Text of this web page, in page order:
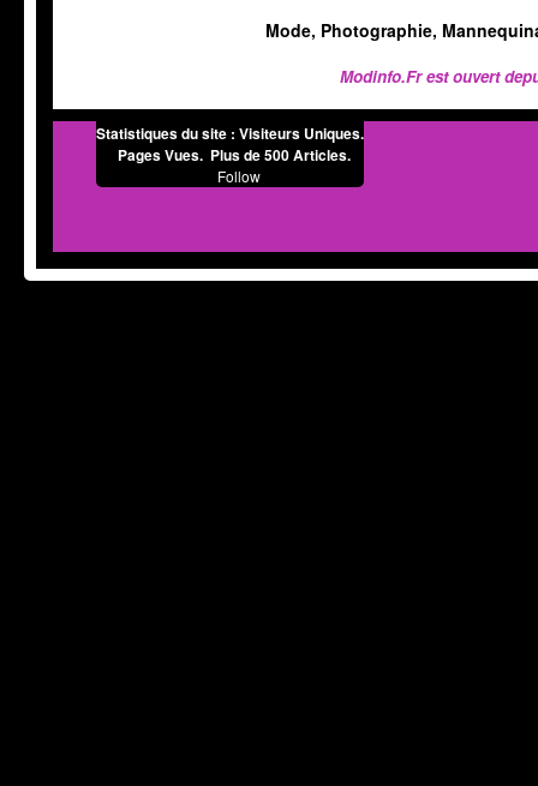
Mode, Photographie,
Modinfo.Fr est ouvert
Statistiques du site : Visiteurs Uniques.
Pages Vues. Plus de 500 Articles.
Follow